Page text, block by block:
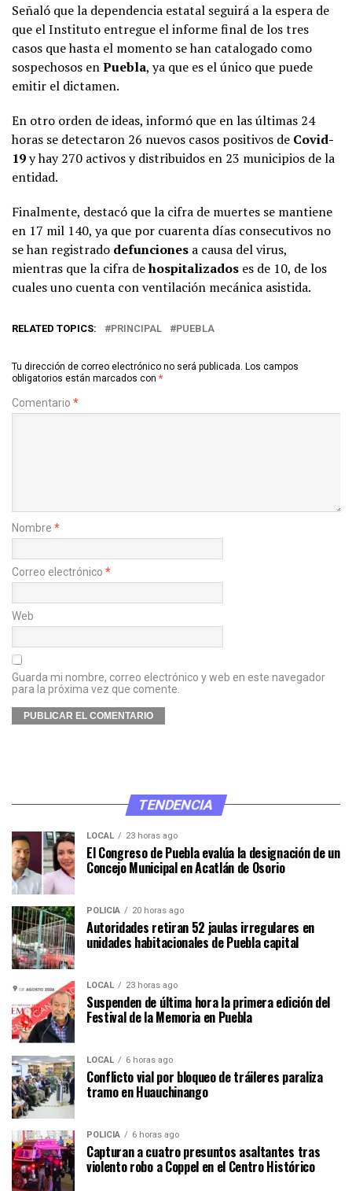
Señaló que la dependencia estatal seguirá a la espera de
que el Instituto entregue el informe final de los tres
casos que hasta el momento se han catalogado como
sospechosos enPuebla, ya que es el único que puede
emitir el dictamen.
En otro orden de ideas, informó que en las últimas 24
horas se detectaron 26 nuevos casos positivos de Covid-
19y hay 270 activos y distribuidos en 23 municipios de la
entidad.
Finalmente, destacó que la cifra de muertes se mantiene
en 17 mil 140, ya que por cuarenta días consecutivos no
se han registrado defunciones a causa del virus,
mientras que la cifra dehospitalizados es de 10, de los
cuales uno cuenta con ventilación mecánica asistida.
RELATED TOPICS: PRINCIPAL PUEBLA
Tu dirección de correo electrónico no será publicada. Los campos
obligatorios están marcados con *
Comentario *
Nombre *
Correo electrónico *
Web
Guarda mi nombre, correo electrónico y web en este navegador
para la próxima vez que comente.
TENDENCIA
LOCAL 23 horas ago
El Congreso de Puebla evalúa la designación de un
Concejo Municipal en Acatlán de Osorio
POLICÍA 20 horas ago
Autoridades retiran 52 jaulas irregulares en
unidades habitacionales de Puebla capital
LOCAL 23 horas ago
Suspenden de última hora la primera edición del
Festival de la Memoria en Puebla
LOCAL 6 horas ago
Conflicto vial por bloqueo de tráileres paraliza
tramo en Huauchinango
POLICÍA 6 horas ago
Capturan a cuatro presuntos asaltantes tras
violento robo a Coppel en el Centro Histórico